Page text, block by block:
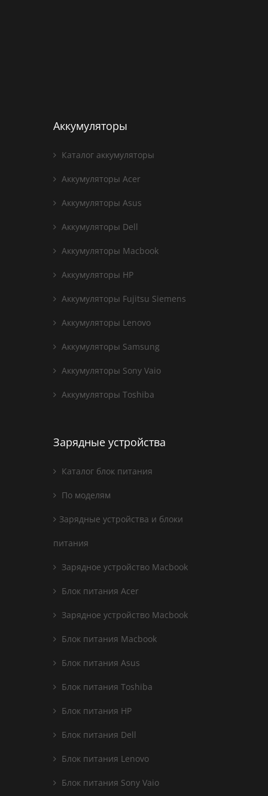
Аккумуляторы
Каталог аккумуляторы
Аккумуляторы Acer
Аккумуляторы Asus
Аккумуляторы Dell
Аккумуляторы Macbook
Аккумуляторы HP
Аккумуляторы Fujitsu Siemens
Аккумуляторы Lenovo
Аккумуляторы Samsung
Аккумуляторы Sony Vaio
Аккумуляторы Toshiba
Зарядные устройства
Каталог блок питания
По моделям
Зарядные устройства и блоки
питания
Зарядное устройство Macbook
Блок питания Acer
Зарядное устройство Macbook
Блок питания Macbook
Блок питания Asus
Блок питания Toshiba
Блок питания HP
Блок питания Dell
Блок питания Lenovo
Блок питания Sony Vaio